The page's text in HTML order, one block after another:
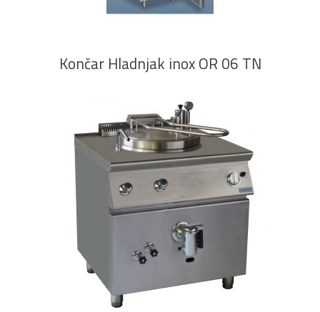
Končar Hladnjak inox OR 06 TN
PROČITAJ VIŠE